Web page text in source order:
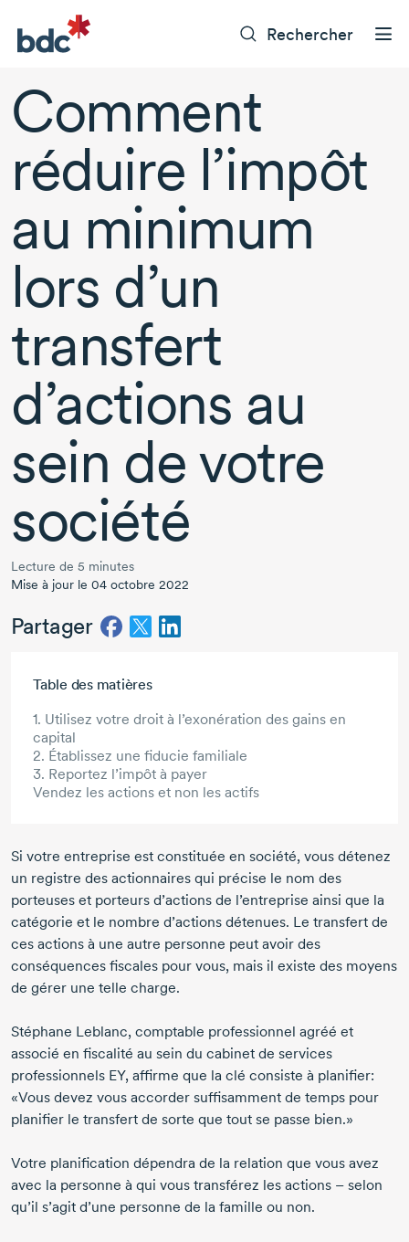
Rechercher
Comment
réduire l’impôt
au minimum
lors d’un
transfert
d’actions au
sein de votre
société
Lecture de 5 minutes
Mise à jour le 04 octobre 2022
Partager
Table des matières
1. Utilisez votre droit à l’exonération des gains en
capital
2. Établissez une fiducie familiale
3. Reportez l’impôt à payer
Vendez les actions et non les actifs
Si votre entreprise est constituée en société, vous détenez
un registre des actionnaires qui précise le nom des
porteuses et porteurs d’actions de l’entreprise ainsi que la
catégorie et le nombre d’actions détenues. Le transfert de
ces actions à une autre personne peut avoir des
conséquences fiscales pour vous, mais il existe des moyens
de gérer une telle charge.
Stéphane Leblanc, comptable professionnel agréé et
associé en fiscalité au sein du cabinet de services
professionnels EY, affirme que la clé consiste à planifier:
«Vous devez vous accorder suffisamment de temps pour
planifier le transfert de sorte que tout se passe bien.»
Votre planification dépendra de la relation que vous avez
avec la personne à qui vous transférez les actions – selon
qu’il s’agit d’une personne de la famille ou non.